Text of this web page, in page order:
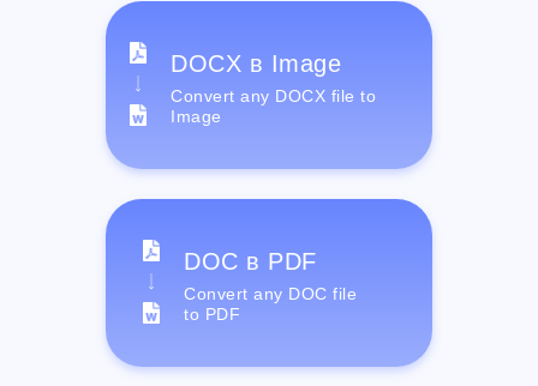
DOCX в Image
Convert any DOCX file to
Image
DOC в PDF
Convert any DOC file
to PDF